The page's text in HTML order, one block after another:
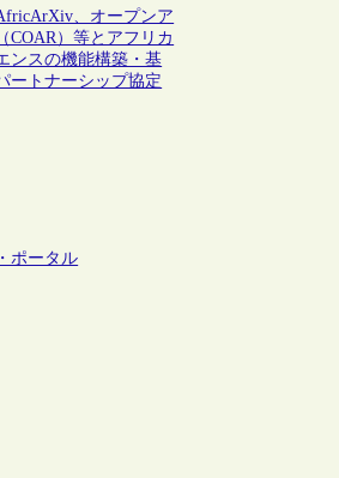
、オープンア
COAR）等とアフリカ
ンスの機能構築・基
ートナーシップ協定
ポータル